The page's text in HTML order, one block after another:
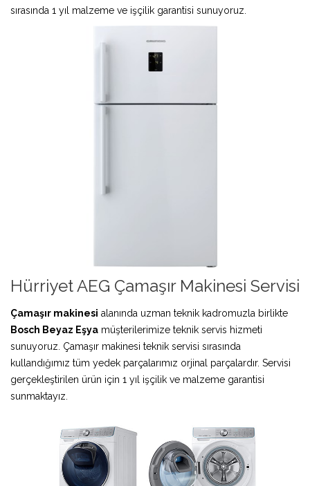
sırasında 1 yıl malzeme ve işçilik garantisi sunuyoruz.
Hürriyet AEG Çamaşır Makinesi Servisi
Çamaşır makinesi alanında uzman teknik kadromuzla birlikte
Bosch Beyaz Eşya müşterilerimize teknik servis hizmeti
sunuyoruz. Çamaşır makinesi teknik servisi sırasında
kullandığımız tüm yedek parçalarımız orjinal parçalardır. Servisi
gerçekleştirilen ürün için 1 yıl işçilik ve malzeme garantisi
sunmaktayız.